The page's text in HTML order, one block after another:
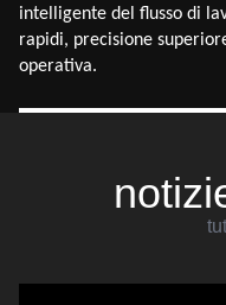
intelligente del flusso di
rapidi, precisione
operativa.